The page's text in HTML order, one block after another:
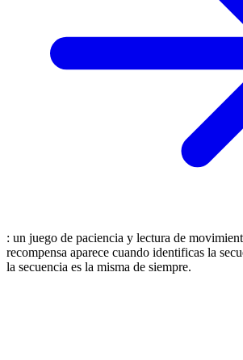
: un juego de paciencia y lectura de
recompensa aparece cuando identificas la
la secuencia es la misma de siempre.